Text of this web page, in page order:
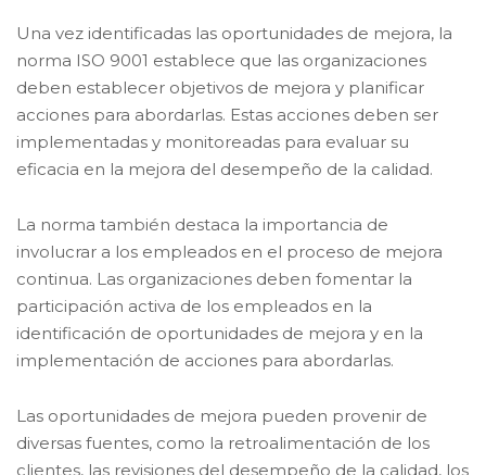
Una vez identificadas las oportunidades de mejora, la
norma ISO 9001 establece que las organizaciones
deben establecer objetivos de mejora y planificar
acciones para abordarlas. Estas acciones deben ser
implementadas y monitoreadas para evaluar su
eficacia en la mejora del desempeño de la calidad.
La norma también destaca la importancia de
involucrar a los empleados en el proceso de mejora
continua. Las organizaciones deben fomentar la
participación activa de los empleados en la
identificación de oportunidades de mejora y en la
implementación de acciones para abordarlas.
Las oportunidades de mejora pueden provenir de
diversas fuentes, como la retroalimentación de los
clientes, las revisiones del desempeño de la calidad, los